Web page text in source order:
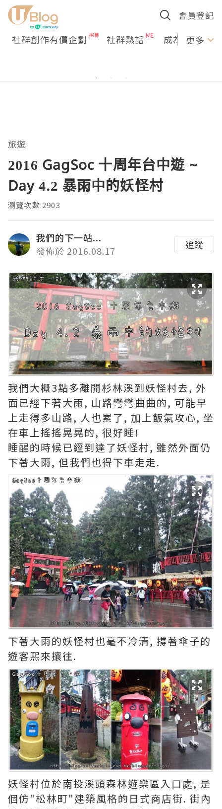
會員登記
社群創作有價企劃 社群熱話 成為U更多
旅遊
2016 GagSoc 十周年台中遊 ~
Day 4.2 暴雨中的妖怪村
瀏覽次數:2903
我們的下一站...
發佈於 2016.08.17
追蹤
我們大概3點多離開杉林溪到妖怪村去, 外
面已經下著大雨, 山路彎彎曲曲的, 可能早
上走得多山路, 人也累了, 加上飯氣攻心, 坐
在車上搖搖晃晃的, 很好睡!
睡醒的時候已經到達了妖怪村, 雖然外面仍
下著大雨, 但我們也得下車走走.
下著大雨的妖怪村也毫不冷清, 撐著傘子的
遊客熙來攘往.
妖怪村位於南投溪頭森林遊樂區入口處, 是
個仿"松林町"建築風格的日式商店街. 街內